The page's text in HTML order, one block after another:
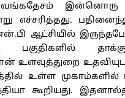
இன்னொரு
எச்சரித்தது.
ஆட்சியில்
பகுதிகளில்
உளவுத்துறை
உள்ள முகாம்களில்
கூறியது.